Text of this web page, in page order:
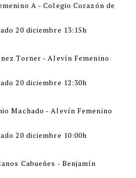
A - Colegio Corazón de
20 diciembre 13:15h
Torner - Alevín Femenino
20 diciembre 12:30h
Machado - Alevín Femenino
20 diciembre 10:00h
Cabueñes - Benjamín